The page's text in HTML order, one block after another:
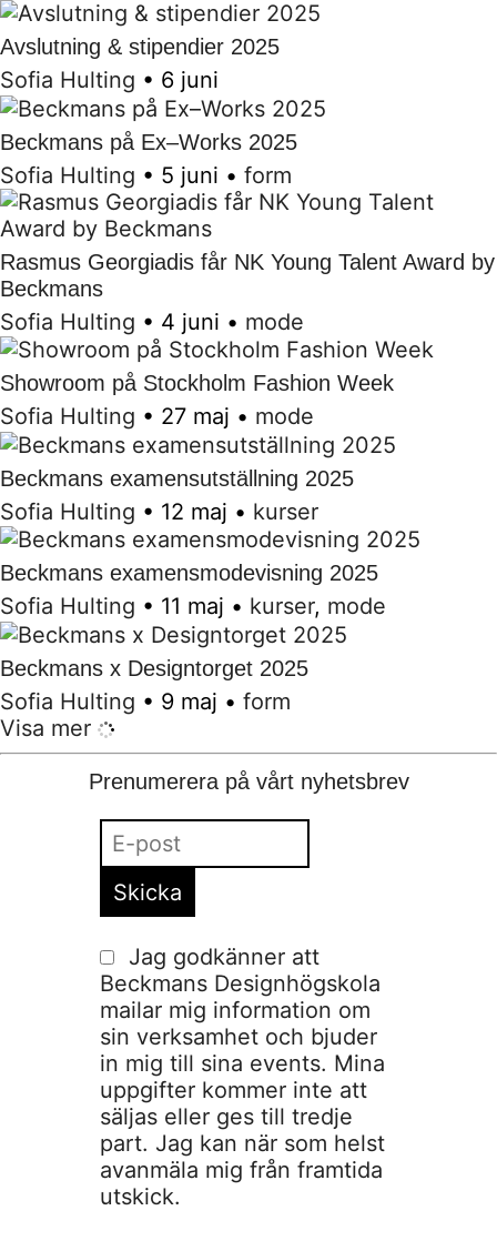
Avslutning & stipendier 2025
Sofia Hulting • 6 juni
Beckmans på Ex–Works 2025
Sofia Hulting • 5 juni • form
Rasmus Georgiadis får NK Young Talent Award by
Beckmans
Sofia Hulting • 4 juni • mode
Showroom på Stockholm Fashion Week
Sofia Hulting • 27 maj • mode
Beckmans examensutställning 2025
Sofia Hulting • 12 maj • kurser
Beckmans examensmodevisning 2025
Sofia Hulting • 11 maj • kurser, mode
Beckmans x Designtorget 2025
Sofia Hulting • 9 maj • form
Visa mer
Prenumerera på vårt nyhetsbrev
Jag godkänner att
Beckmans Designhögskola
mailar mig information om
sin verksamhet och bjuder
in mig till sina events. Mina
uppgifter kommer inte att
säljas eller ges till tredje
part. Jag kan när som helst
avanmäla mig från framtida
utskick.